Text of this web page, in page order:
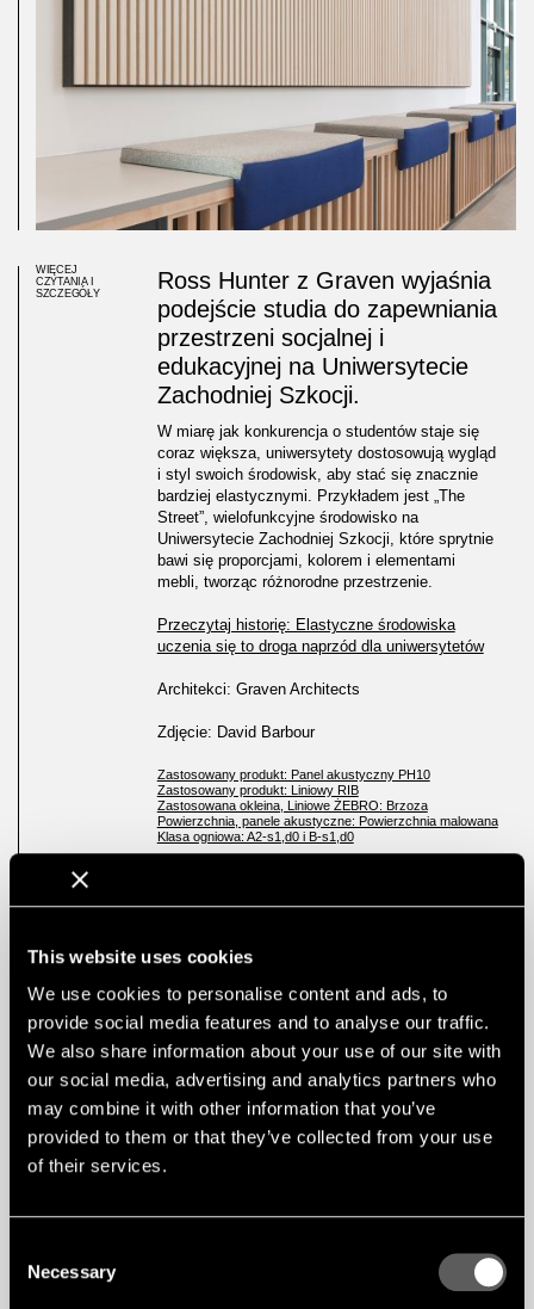
This website uses cookies
We use cookies to personalise content and ads, to
provide social media features and to analyse our traffic.
We also share information about your use of our site with
our social media, advertising and analytics partners who
may combine it with other information that you’ve
provided to them or that they’ve collected from your use
of their services.
Selection
Necessary
WIĘCEJ
CZYTANIA I
SZCZEGÓŁY
Ross Hunter z Graven wyjaśnia
podejście studia do zapewniania
przestrzeni socjalnej i
edukacyjnej na Uniwersytecie
Zachodniej Szkocji.
W miarę jak konkurencja o studentów staje się
coraz większa, uniwersytety dostosowują wygląd
i styl swoich środowisk, aby stać się znacznie
bardziej elastycznymi. Przykładem jest „The
Street”, wielofunkcyjne środowisko na
Uniwersytecie Zachodniej Szkocji, które sprytnie
bawi się proporcjami, kolorem i elementami
mebli, tworząc różnorodne przestrzenie.
Przeczytaj historię: Elastyczne środowiska
uczenia się to droga naprzód dla uniwersytetów
Architekci: Graven Architects
Zdjęcie: David Barbour
Zastosowany produkt: Panel akustyczny PH10
Zastosowany produkt: Liniowy RIB
Zastosowana okleina, Liniowe ŻEBRO: Brzoza
Powierzchnia, panele akustyczne: Powierzchnia malowana
Klasa ogniowa: A2-s1,d0 i B-s1,d0